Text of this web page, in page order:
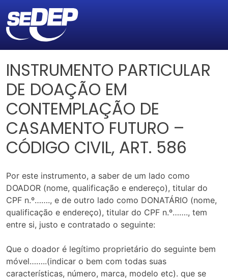
INSTRUMENTO PARTICULAR
DE DOAÇÃO EM
CONTEMPLAÇÃO DE
CASAMENTO FUTURO –
CÓDIGO CIVIL, ART. 586
Por este instrumento, a saber de um lado como
DOADOR (nome, qualificação e endereço), titular do
CPF n.º……., e de outro lado como DONATÁRIO (nome,
qualificação e endereço), titular do CPF n.º……., tem
entre si, justo e contratado o seguinte:
Que o doador é legítimo proprietário do seguinte bem
móvel……..(indicar o bem com todas suas
características, número, marca, modelo etc). que se